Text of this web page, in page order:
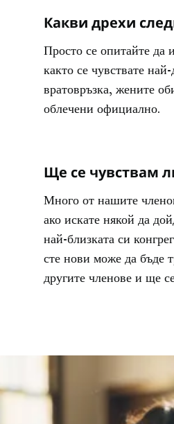
Какви дрехи
Просто се опитайте да
както се чувствате
вратовръзка, жените
облечени официално.
Ще се чувствам
Много от нашите
ако искате някой да
най-близката си
сте нови може да бъде
другите членове и ще